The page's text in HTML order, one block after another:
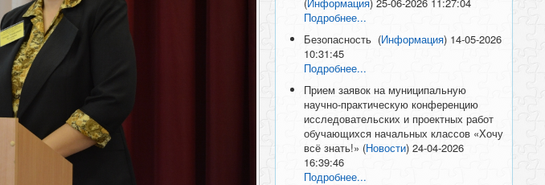
Подробнее...
Безопасность (Информация) 14-05-2026
10:31:45
Подробнее...
Прием заявок на муниципальную
научно-практическую конференцию
исследовательских и проектных работ
обучающихся начальных классов «Хочу
всё знать!» (Новости)24-04-2026
16:39:46
Подробнее...